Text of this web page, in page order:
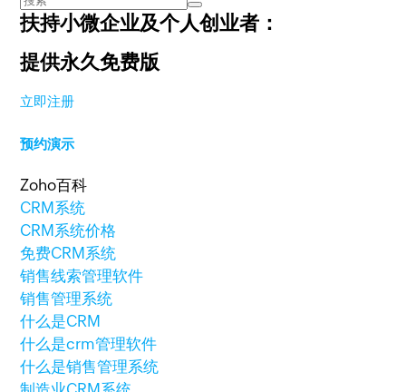
扶持小微企业及个人创业者：
提供永久免费版
立即注册
预约演示
Zoho百科
CRM系统
CRM系统价格
免费CRM系统
销售线索管理软件
销售管理系统
什么是CRM
什么是crm管理软件
什么是销售管理系统